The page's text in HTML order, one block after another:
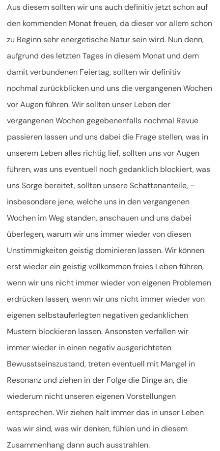
Aus diesem sollten wir uns auch definitiv jetzt schon auf
den kommenden Monat freuen, da dieser vor allem schon
zu Beginn sehr energetische Natur sein wird. Nun denn,
aufgrund des letzten Tages in diesem Monat und dem
damit verbundenen Feiertag, sollten wir definitiv
nochmal zurückblicken und uns die vergangenen Wochen
vor Augen führen. Wir sollten unser Leben der
vergangenen Wochen gegebenenfalls nochmal Revue
passieren lassen und uns dabei die Frage stellen, was in
unserem Leben alles richtig lief, sollten uns vor Augen
führen, was uns eventuell noch gedanklich blockiert, was
uns Sorge bereitet, sollten unsere Schattenanteile, –
insbesondere jene, welche uns in den vergangenen
Wochen im Weg standen, anschauen und uns dabei
überlegen, warum wir uns immer wieder von diesen
Unstimmigkeiten geistig dominieren lassen. Wir können
erst wieder ein geistig vollkommen freies Leben führen,
wenn wir uns nicht immer wieder von eigenen Problemen
erdrücken lassen, wenn wir uns nicht immer wieder von
eigenen selbstauferlegten negativen gedanklichen
Mustern blockieren lassen. Ansonsten verfallen wir
immer wieder in einen negativ ausgerichteten
Bewusstseinszustand, treten eventuell mit Mangel in
Resonanz und ziehen in der Folge die Dinge an, die
wiederum nicht unseren eigenen Vorstellungen
entsprechen. Wir ziehen halt immer das in unser Leben
was wir sind, was wir denken, fühlen und in diesem
Zusammenhang dann auch ausstrahlen.